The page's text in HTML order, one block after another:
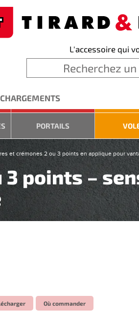
L'accessoire qui
PORTAILS
et crémones 2 ou 3 points en applique pour
3 points –
Où commander